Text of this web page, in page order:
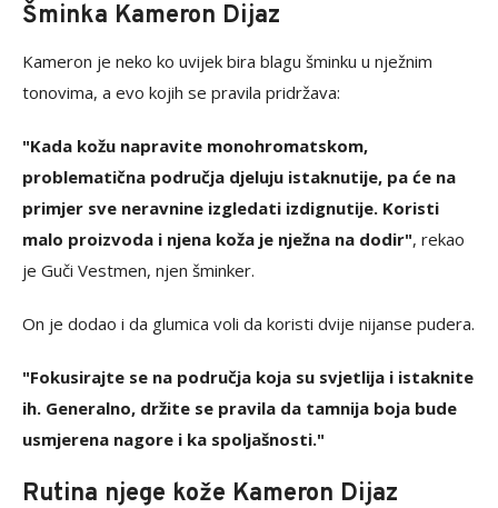
Šminka Kameron Dijaz
Kameron je neko ko uvijek bira blagu šminku u nježnim
tonovima, a evo kojih se pravila pridržava:
"Kada kožu napravite monohromatskom,
problematična područja djeluju istaknutije, pa će na
primjer sve neravnine izgledati izdignutije. Koristi
malo proizvoda i njena koža je nježna na dodir", rekao
je Guči Vestmen, njen šminker.
On je dodao i da glumica voli da koristi dvije nijanse pudera.
"Fokusirajte se na područja koja su svjetlija i istaknite
ih. Generalno, držite se pravila da tamnija boja bude
usmjerena nagore i ka spoljašnosti."
Rutina njege kože Kameron Dijaz